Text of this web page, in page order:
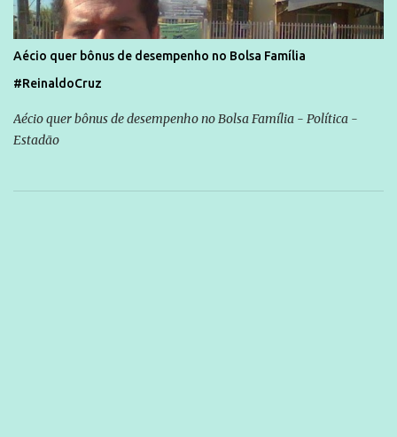
Aécio quer bônus de desempenho no Bolsa Família
#ReinaldoCruz
Aécio quer bônus de desempenho no Bolsa Família - Política -
Estadão